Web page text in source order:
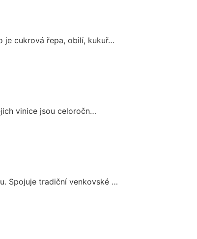
je cukrová řepa, obilí, kukuř…
vinice jsou celoročn…
Spojuje tradiční venkovské …